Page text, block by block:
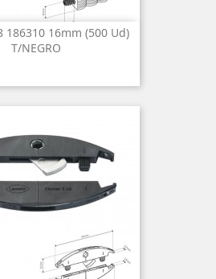
186310 16mm (500 Ud)
T/NEGRO